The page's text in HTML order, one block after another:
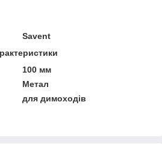
Savent
100 мм
Метал
для димоходів